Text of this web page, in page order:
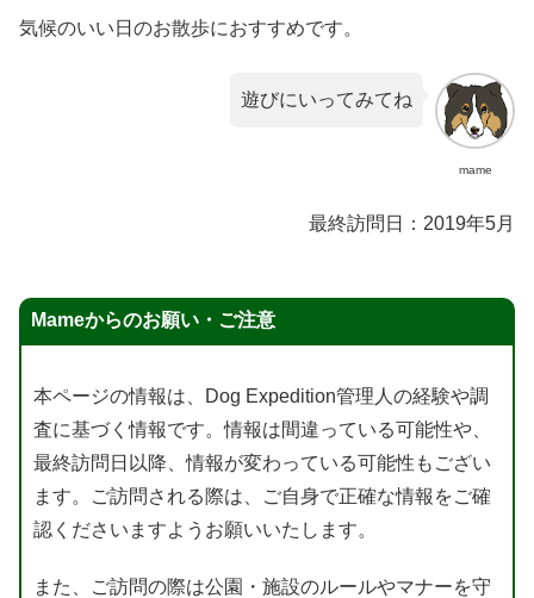
気候のいい日のお散歩におすすめです。
mame
遊びにいってみてね
最終訪問日：2019年5月
Mameからのお願い・ご注意
本ページの情報は、Dog Expedition管理人の経験や調
査に基づく情報です。情報は間違っている可能性や、
最終訪問日以降、情報が変わっている可能性もござい
ます。ご訪問される際は、ご自身で正確な情報をご確
認くださいますようお願いいたします。
また、ご訪問の際は公園・施設のルールやマナーを守